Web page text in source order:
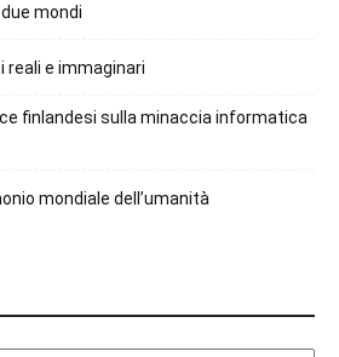
mondi
reali e immaginari
finlandesi sulla minaccia informatica
mondiale dell’umanità